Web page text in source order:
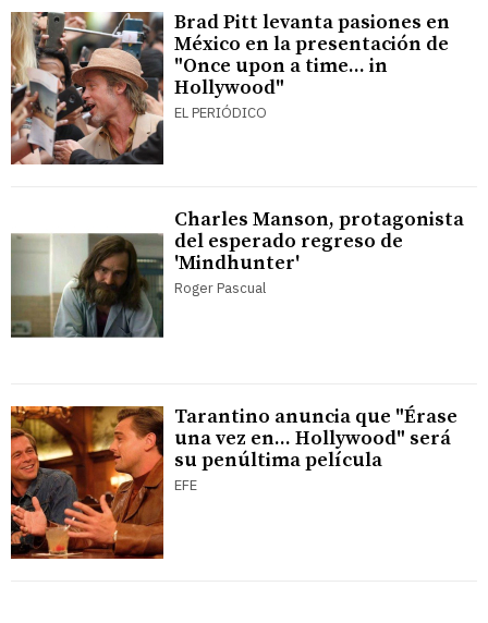
Brad Pitt levanta pasiones en
México en la presentación de
"Once upon a time... in
Hollywood"
EL PERIÓDICO
Charles Manson, protagonista
del esperado regreso de
'Mindhunter'
Roger Pascual
Tarantino anuncia que "Érase
una vez en... Hollywood" será
su penúltima película
EFE